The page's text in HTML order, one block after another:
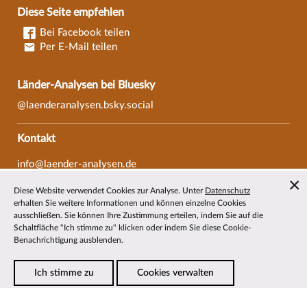
Diese Seite empfehlen
Bei Facebook teilen
Per E-Mail teilen
Länder-Analysen bei Bluesky
@laenderanalysen.bsky.social
Kontakt
info@laender-analysen.de
Fax: 0421/218-69607
Redaktionen
Wissenschaftliche Beiräte
Über die Länder-Analysen
Diese Website verwendet Cookies zur Analyse. Unter Datenschutz
erhalten Sie weitere Informationen und können einzelne Cookies
ausschließen. Sie können Ihre Zustimmung erteilen, indem Sie auf die
Schaltfläche "Ich stimme zu" klicken oder indem Sie diese Cookie-
Benachrichtigung ausblenden.
Ich stimme zu Cookies verwalten